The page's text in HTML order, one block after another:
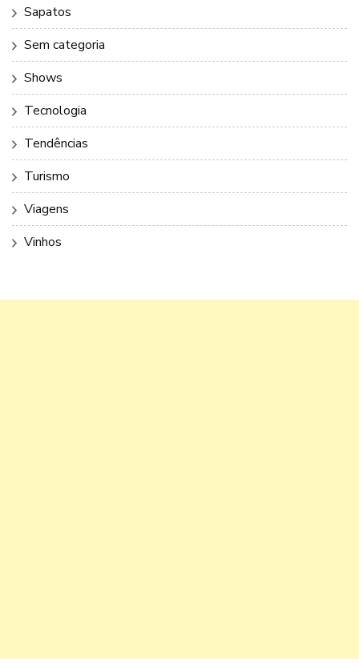
Sapatos
Sem categoria
Shows
Tecnologia
Tendências
Turismo
Viagens
Vinhos